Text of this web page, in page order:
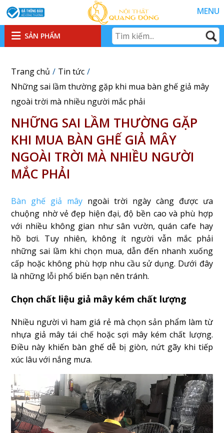
MENU
SẢN PHẨM
Trang chủ
Tin tức
Những sai lầm thường gặp khi mua bàn ghế giả mây
ngoài trời mà nhiều người mắc phải
NHỮNG SAI LẦM THƯỜNG GẶP
KHI MUA BÀN GHẾ GIẢ MÂY
NGOÀI TRỜI MÀ NHIỀU NGƯỜI
MẮC PHẢI
Bàn ghế giả mây ngoài trời ngày càng được ưa
chuộng nhờ vẻ đẹp hiện đại, độ bền cao và phù hợp
với nhiều không gian như sân vườn, quán cafe hay
hồ bơi. Tuy nhiên, không ít người vẫn mắc phải
những sai lầm khi chọn mua, dẫn đến nhanh xuống
cấp hoặc không phù hợp nhu cầu sử dụng. Dưới đây
là những lỗi phổ biến bạn nên tránh.
Chọn chất liệu giả mây kém chất lượng
Nhiều người vì ham giá rẻ mà chọn sản phẩm làm từ
nhựa giả mây tái chế hoặc sợi mây kém chất lượng.
Điều này khiến bàn ghế dễ bị giòn, nứt gãy khi tiếp
xúc lâu với nắng mưa.